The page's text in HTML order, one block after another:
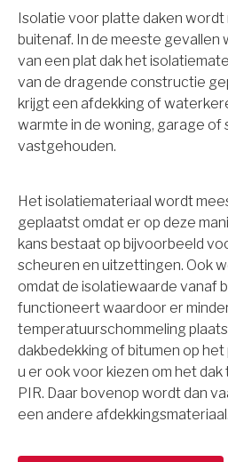
Isolatie voor platte daken wordt
buitenaf. In de meeste gevallen
van een plat dak het
van de dragende constructie
krijgt een afdekking of
warmte in de woning, garage
vastgehouden.
Het isolatiemateriaal wordt
geplaatst omdat er op deze
kans bestaat op bijvoorbeeld
scheuren en uitzettingen. Ook
omdat de isolatiewaarde vanaf
functioneert waardoor er
temperatuurschommeling
dakbedekking of bitumen op het
u er ook voor kiezen om het
PIR. Daar bovenop wordt dan
een andere afdekkingsmateriaal.